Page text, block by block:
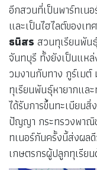
อีกสวนที่เป็นพาร์ทเน
และเป็นไฮไลต์ของเ
ธนิสร สวนทุเรียนพัน
จันทบุรี ทั้งยังเป็นแหล่
วมงานกับทาง กูร์เมต์
ทุเรียนพันธุ์หายากแล
ได้รับการขึ้นทะเบียน
ปัญญา กระทรวงพาณิ
ทเนอร์กันครั้งนี้ส่งผล
เกษตรกรผู้ปลูกทุเรีย